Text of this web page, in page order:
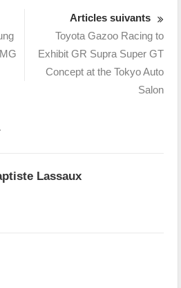
Articles suivants
Toyota Gazoo Racing to
Exhibit GR Supra Super GT
Concept at the Tokyo Auto
Salon
Lassaux